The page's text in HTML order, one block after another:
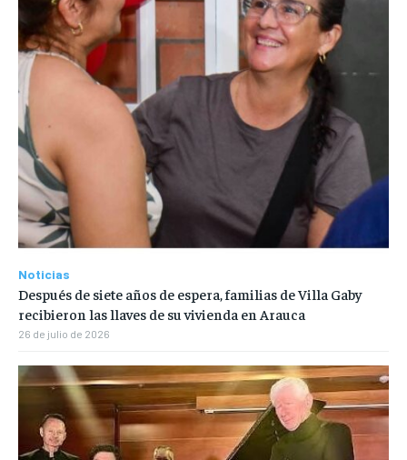
Noticias
Después de siete años de espera, familias de Villa Gaby
recibieron las llaves de su vivienda en Arauca
26 de julio de 2026